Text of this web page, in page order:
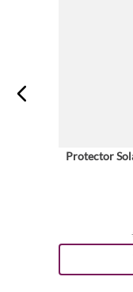
Protector